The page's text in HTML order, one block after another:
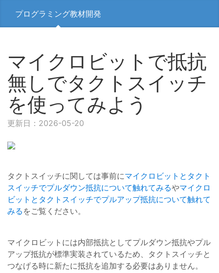
プログラミング教材開発
マイクロビットで抵抗
無しでタクトスイッチ
を使ってみよう
更新日：2026-05-20
タクトスイッチに関しては事前にマイクロビットとタクト
スイッチでプルダウン抵抗について触れてみるやマイクロ
ビットとタクトスイッチでプルアップ抵抗について触れて
みる をご覧ください。
マイクロビットには内部抵抗としてプルダウン抵抗やプル
アップ抵抗が標準実装されているため、タクトスイッチと
つなげる時に新たに抵抗を追加する必要はありません。